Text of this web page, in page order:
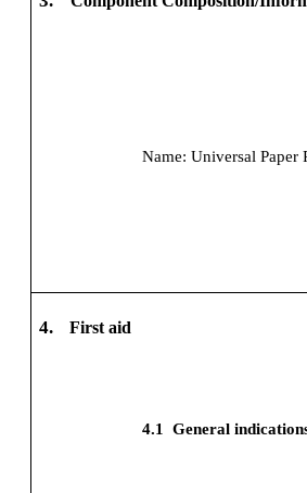
Name: Universal Paper
4. First aid
4.1 General